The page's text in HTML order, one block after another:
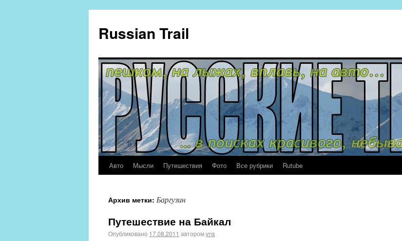
Russian Trail
Авто Мысли Путешествия Фото Все рубрики Rutube
Архив метки: Баргузин
Путешествие на Байкал
Опубликовано 17.08.2011 авторомvns